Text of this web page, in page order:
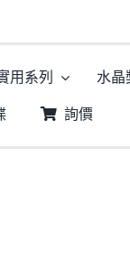
用系列 水晶
詢價